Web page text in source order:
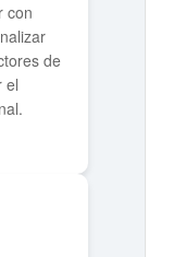
con
de
el